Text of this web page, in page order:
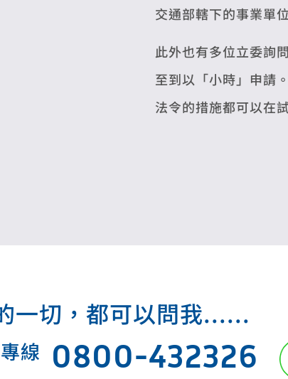
交通部轄下的事業單
此外也有多位立委詢
至到以「小時」申請
法令的措施都可以在
一切，都可以問我......
線 0800-432326